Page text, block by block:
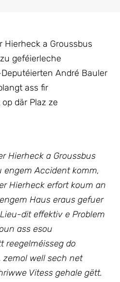
Hierheck a Groussbus
geféierleche
André Bauler
ass fir
där Plaz ze
Hierheck a Groussbus
engem Accident komm,
Hierheck erfort koum an
Haus eraus gefuer
dit effektiv e Problem
ass esou
reegelméisseg do
well sech net
Vitess gehale gëtt.